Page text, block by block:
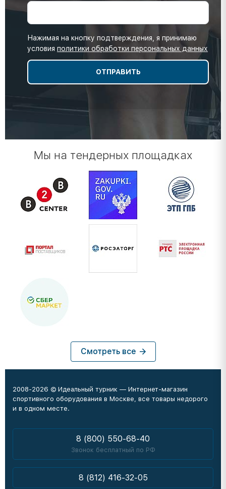
Нажимая на кнопку подтверждения, я принимаю
условия политики обработки персональных данных
Мы на тендерных площадках
Смотреть все
2008-2026 © Идеальный турник — Интернет-магазин
спортивного оборудования в Москве, все товары недорого
и в одном месте.
8 (800) 550-68-40
Звонок бесплатный по РФ
8 (812) 416-32-05